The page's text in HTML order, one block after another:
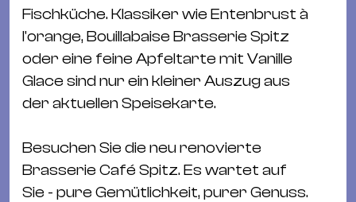
Fischküche. Klassiker wie Entenbrust à
l'orange, Bouillabaise Brasserie Spitz
oder eine feine Apfeltarte mit Vanille
Glace sind nur ein kleiner Auszug aus
der aktuellen Speisekarte.
Besuchen Sie die neu renovierte
Brasserie Café Spitz. Es wartet auf
Sie - pure Gemütlichkeit, purer Genuss.